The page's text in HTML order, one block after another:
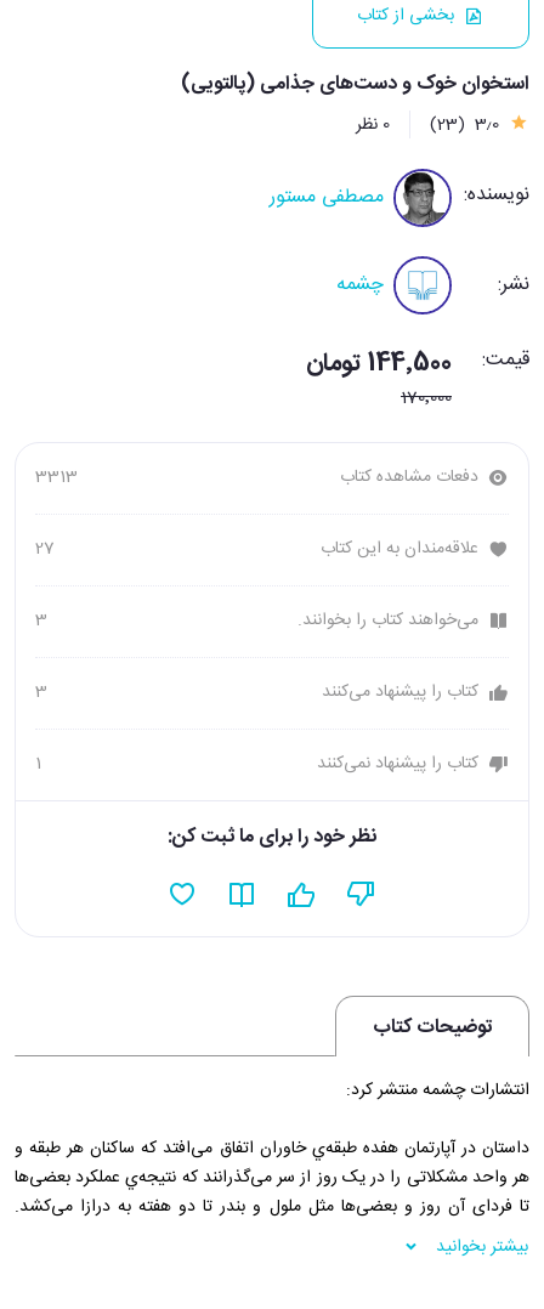
بخشی از کتاب
استخوان خوک و دست‌های جذامی (پالتویی)
3٫0 (23) 0 نظر
نویسنده: مصطفی مستور
نشر: چشمه
قیمت: 144٬500 تومان
170٬000
دفعات مشاهده کتاب 3313
علاقه‌مندان به این کتاب 27
می‌خواهند کتاب را بخوانند. 3
کتاب را پیشنهاد می‌کنند 3
کتاب را پیشنهاد نمی‌کنند 1
نظر خود را برای ما ثبت کن:
توضیحات کتاب
انتشارات چشمه منتشر کرد:
داستان در آپارتمان هفده طبقه‌ي خاوران اتفاق مى‌افتد که ساکنان هر طبقه و
هر واحد مشکلاتى را در يک روز از سر مى‌گذرانند که نتيجه‌ي عملکرد بعضى‌ها
تا فرداى آن روز و بعضى‌ها مثل ملول و بندر تا دو هفته به درازا مى‌کشد.
محسن و زنش قصد دارند از هم طلاق بگيرند اما به خاطر دختر نه ساله‌شان،
درنا، از اين کار منصرف مى‌شوند. الياس پسر دکتر محمد و دکتر افسانه مهرپور
بیشتر بخوانید